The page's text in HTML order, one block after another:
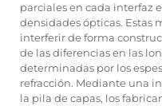
parciales en cada interfaz
densidades ópticas. Estas
interferir de forma
de las diferencias en las
determinadas por los
refracción. Mediante una
la pila de capas, los